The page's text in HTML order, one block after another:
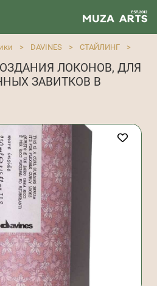
> DAVINES > СТАЙЛИНГ
>
ЛОКОНОВ, ДЛЯ
ЗАВИТКОВ В